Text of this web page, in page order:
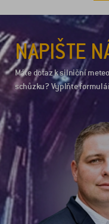
NAPIŠTE
Máte dotaz k silniční
schůzku? Vyplňte